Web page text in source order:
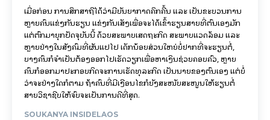
ເມື່ອກ່ອນ ການສຶກສາຖືໄດ້ວ່າມີບັນຍາກາດຄຶກຄື້ນ ແລະ ເປັນຂະບວນການ
ຫຼາຍຄົນແຂ່ງກັນຮຽນ ແຂ່ງກັນເສັງເພື່ອຈະໄດ້ເຂົ້າຮຽນສາຍທີ່ຕົນເອງມັກ
ແຕ່ຕົກມາຍຸກປັດຈຸບັນນີ້ ດ້ວຍສະພາບເສດຖະກິດ ສະພາບແວດລ້ອມ ແລະ
ຫຼາຍຢ່າງໃນສັງຄົມທີ່ຜັນແປໄປ ເດັກນ້ອຍສ່ວນໃຫຍ່ບໍ່ຢາກທີ່ຈະຮຽນຕໍ່,
ບາງຄົນກໍຈຳເປັນຕ້ອງອອກໄປເຮັດວຽກເພື່ອຫາເງິນຊ່ວຍຄອບຄົວ, ຫຼາຍ
ຄົນກໍອອກມາປະກອບກິດຈະການເຮັດທຸລະກິດ ເປັນນາຍຂອງຕົນເອງ ແຕ່ບໍ່
ວ່າຈະຢ່າງໃດກໍຕາມ ຖ້າຄົນທີ່ມີເງືອນໄຂກໍຍັງສະໜັບສະໜູນໃຫ້ຮຽນຕໍ່
ສາຍວິຊາຊີບໃຫ້ຈົບຈະເປັນການດີທີ່ສຸດ.
SOUKANYA INSIDELAOS